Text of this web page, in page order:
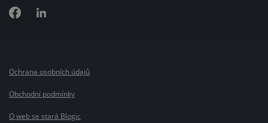
Ochrana osobních údajů
Obchodní podmínky
O web se stará Blogic